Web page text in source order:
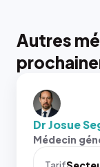
Autres
Dr Josue
Médecin